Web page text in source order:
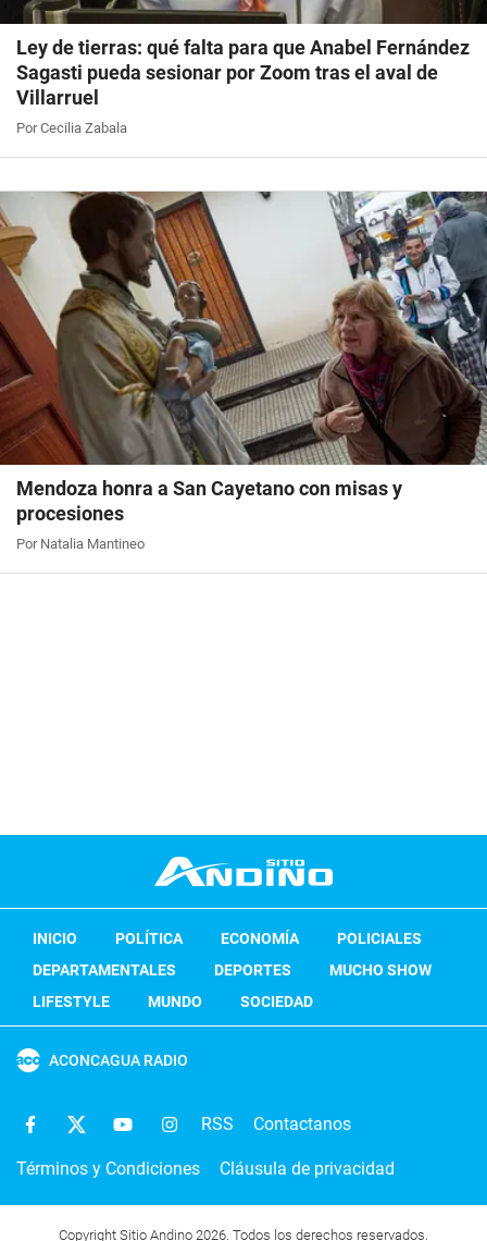
Ley de tierras: qué falta para que Anabel Fernández
Sagasti pueda sesionar por Zoom tras el aval de
Villarruel
Por Cecilia Zabala
Mendoza honra a San Cayetano con misas y
procesiones
Por Natalia Mantineo
INICIO POLÍTICA ECONOMÍA
POLICIALES
DEPARTAMENTALES
DEPORTES
MUCHO SHOW
LIFESTYLE
MUNDO SOCIEDAD
ACONCAGUA RADIO
RSS Contactanos
Términos y Condiciones Cláusula de privacidad
Copyright Sitio Andino 2026. Todos los derechos reservados.